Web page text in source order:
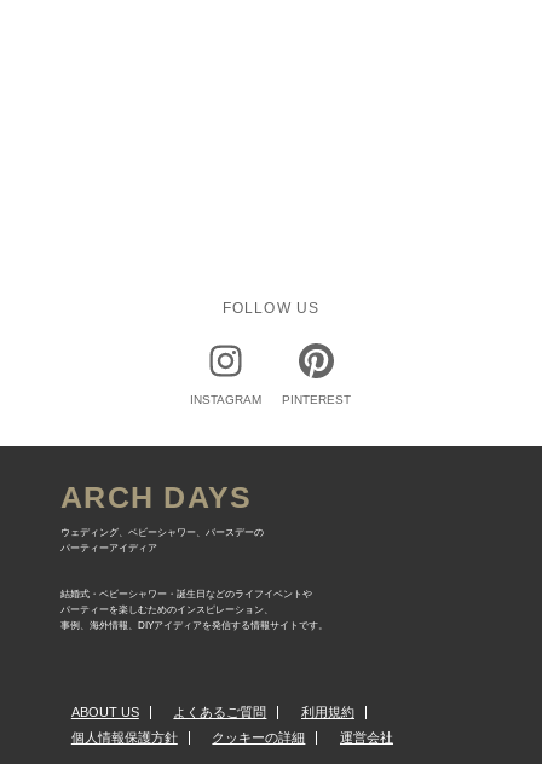
FOLLOW US
INSTAGRAM PINTEREST
ARCH DAYS
ウェディング、ベビーシャワー、バースデーの
パーティーアイディア
結婚式・ベビーシャワー・誕生日などのライフイベントや
パーティーを楽しむためのインスピレーション、
事例、海外情報、DIYアイディアを発信する情報サイトです。
ABOUT US よくあるご質問
利用規約
個人情報保護方針
クッキーの詳細 運営会社